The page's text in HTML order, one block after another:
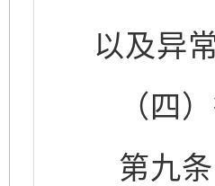
以及异
（四
第九条